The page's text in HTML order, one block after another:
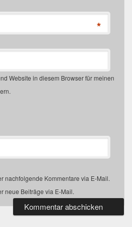
*
Website in diesem Browser für meinen
nachfolgende Kommentare via E-Mail.
neue Beiträge via E-Mail.